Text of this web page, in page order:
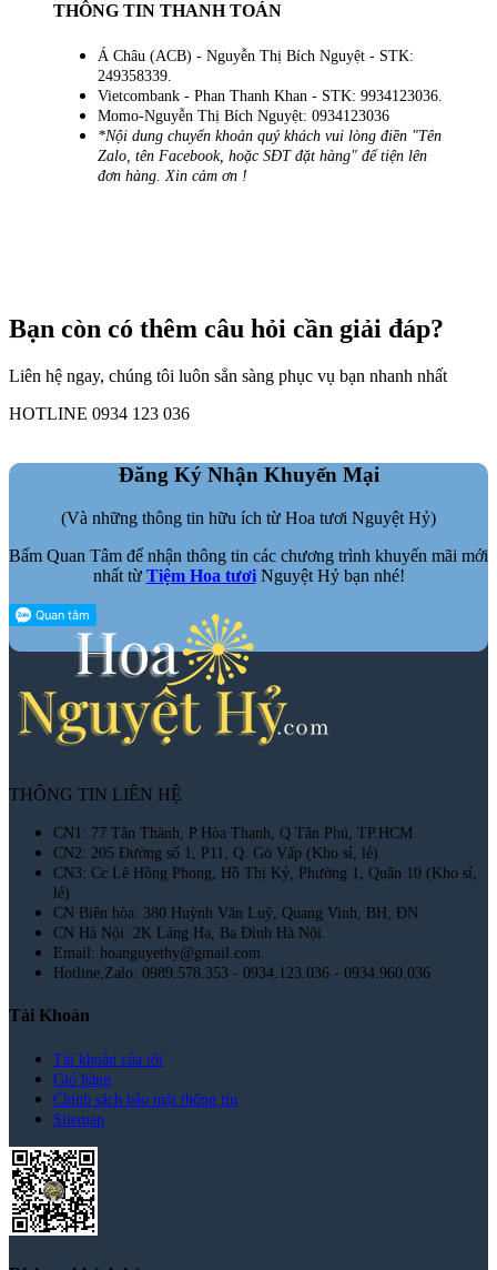
THÔNG TIN THANH TOÁN
Á Châu (ACB) - Nguyễn Thị Bích Nguyệt - STK:
249358339.
Vietcombank - Phan Thanh Khan - STK: 9934123036.
Momo-Nguyễn Thị Bích Nguyệt: 0934123036
*Nội dung chuyển khoản quý khách vui lòng điền "Tên
Zalo, tên Facebook, hoặc SĐT đặt hàng" để tiện lên
đơn hàng. Xin cảm ơn !
Bạn còn có thêm câu hỏi cần giải đáp?
Liên hệ ngay, chúng tôi luôn sẳn sàng phục vụ bạn nhanh nhất
HOTLINE 0934 123 036
Đăng Ký Nhận Khuyến Mại
(Và những thông tin hữu ích từ Hoa tươi Nguyệt Hỷ)
Bấm Quan Tâm để nhận thông tin các chương trình khuyến mãi mới
nhất từ Tiệm Hoa tươiNguyệt Hỷ bạn nhé!
THÔNG TIN LIÊN HỆ
CN1: 77 Tân Thành, P Hòa Thạnh, Q Tân Phú, TP.HCM
CN2: 205 Đường số 1, P11, Q. Gò Vấp (Kho sỉ, lẻ)
CN3: Cc Lê Hồng Phong, Hồ Thị Kỷ, Phường 1, Quận 10 (Kho sỉ,
lẻ)
CN Biên hòa: 380 Huỳnh Văn Luỹ, Quang Vinh, BH, ĐN
CN Hà Nội: 2K Láng Hạ, Ba Đình Hà Nội.
Email: hoanguyethy@gmail.com
Hotline,Zalo: 0989.578.353 - 0934.123.036 - 0934.960.036
Tài Khoản
Tài khoản của tôi
Giỏ hàng
Chính sách bảo mật thông tin
Sitemap